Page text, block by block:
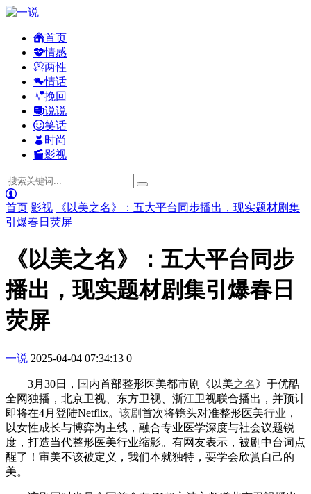
首页
情感
两性
情话
挽回
说说
笑话
时尚
影视
首页 影视
《以美之名》：五大平台同步播出，现实题材剧集
引爆春日荧屏
《以美之名》：五大平台同步
播出，现实题材剧集引爆春日
荧屏
一说 2025-04-04 07:34:13 0
3月30日，国内首部整形医美都市剧《以美之名》于优酷
全网独播，北京卫视、东方卫视、浙江卫视联合播出，并预计
即将在4月登陆Netflix。 该剧首次将镜头对准整形医美行业 ，
以女性成长与博弈为主线，融合专业医学深度与社会议题锐
度，打造当代整形医美行业缩影。有网友表示，被剧中台词点
醒了！审美不该被定义，我们本就独特，要学会欣赏自己的
美。